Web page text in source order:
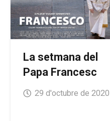
La setmana del
Papa Francesc
29 d'octubre de 2020